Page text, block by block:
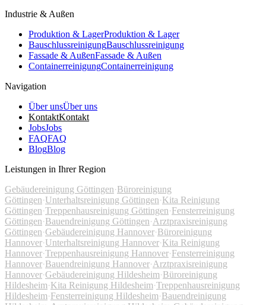
Industrie & Außen
Produktion & LagerProduktion & Lager
BauschlussreinigungBauschlussreinigung
Fassade & AußenFassade & Außen
ContainerreinigungContainerreinigung
Navigation
Über unsÜber uns
KontaktKontakt
JobsJobs
FAQFAQ
BlogBlog
Leistungen in Ihrer Region
Gebäudereinigung Göttingen·Büroreinigung
Göttingen·Unterhaltsreinigung Göttingen·Kita Reinigung
Göttingen·Treppenhausreinigung Göttingen·Fensterreinigung
Göttingen·Bauendreinigung Göttingen·Arztpraxisreinigung
Göttingen·Gebäudereinigung Hannover·Büroreinigung
Hannover·Unterhaltsreinigung Hannover·Kita Reinigung
Hannover·Treppenhausreinigung Hannover·Fensterreinigung
Hannover·Bauendreinigung Hannover·Arztpraxisreinigung
Hannover·Gebäudereinigung Hildesheim·Büroreinigung
Hildesheim·Kita Reinigung Hildesheim·Treppenhausreinigung
Hildesheim·Fensterreinigung Hildesheim·Bauendreinigung